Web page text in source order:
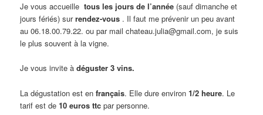
Je vous accueille tous les jours de l’année (sauf dimanche et
jours fériés) surrendez-vous . Il faut me prévenir un peu avant
au 06.18.00.79.22. ou par mail chateau.julia@gmail.com, je suis
le plus souvent à la vigne.
Je vous invite àdéguster 3 vins.
La dégustation est enfrançais. Elle dure environ1/2 heure. Le
tarif est de10 euros ttcpar personne.